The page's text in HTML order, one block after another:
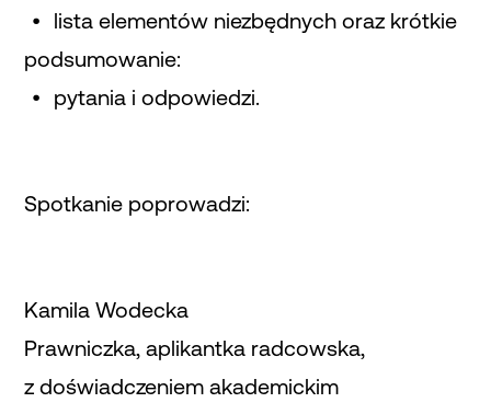
lista elementów niezbędnych oraz krótkie
podsumowanie:
pytania i odpowiedzi.
Spotkanie poprowadzi:
Kamila Wodecka
Prawniczka, aplikantka radcowska,
z doświadczeniem akademickim